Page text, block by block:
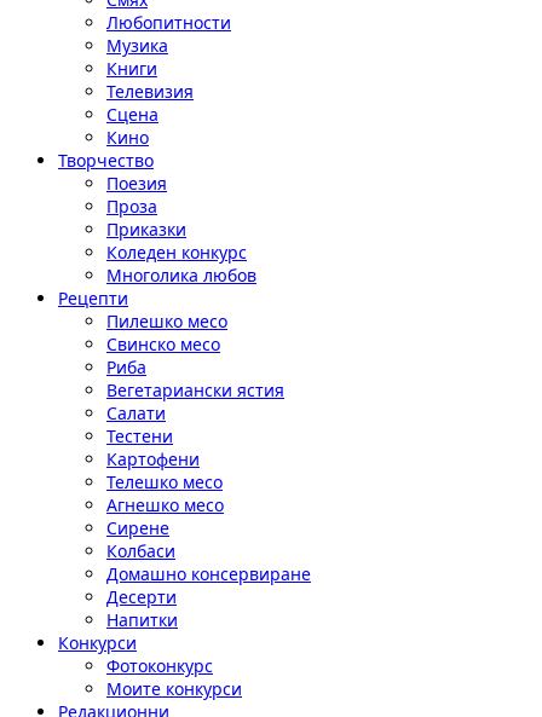
Любопитности
Музика
Книги
Телевизия
Сцена
Кино
Творчество
Поезия
Проза
Приказки
Коледен конкурс
Многолика любов
Рецепти
Пилешко месо
Свинско месо
Риба
Вегетариански ястия
Салати
Тестени
Картофени
Телешко месо
Агнешко месо
Сирене
Колбаси
Домашно консервиране
Десерти
Напитки
Конкурси
Фотоконкурс
Моите конкурси
Редакционни